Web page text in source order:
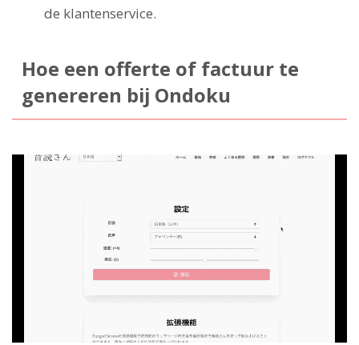
de klantenservice.
Hoe een offerte of factuur te
genereren bij Ondoku